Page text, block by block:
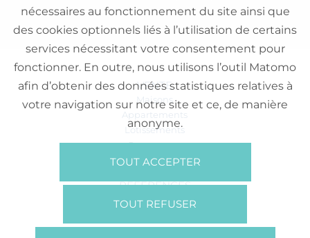
VENTE
Maisons
Appartements
Lotissements
Commerces
Bureaux
RÉFÉRENCES
SUR NOUS
nécessaires au fonctionnement du site ainsi que
des cookies optionnels liés à l’utilisation de certains
services nécessitant votre consentement pour
fonctionner. En outre, nous utilisons l’outil Matomo
afin d’obtenir des données statistiques relatives à
votre navigation sur notre site et ce, de manière
anonyme.
TOUT ACCEPTER
TOUT REFUSER